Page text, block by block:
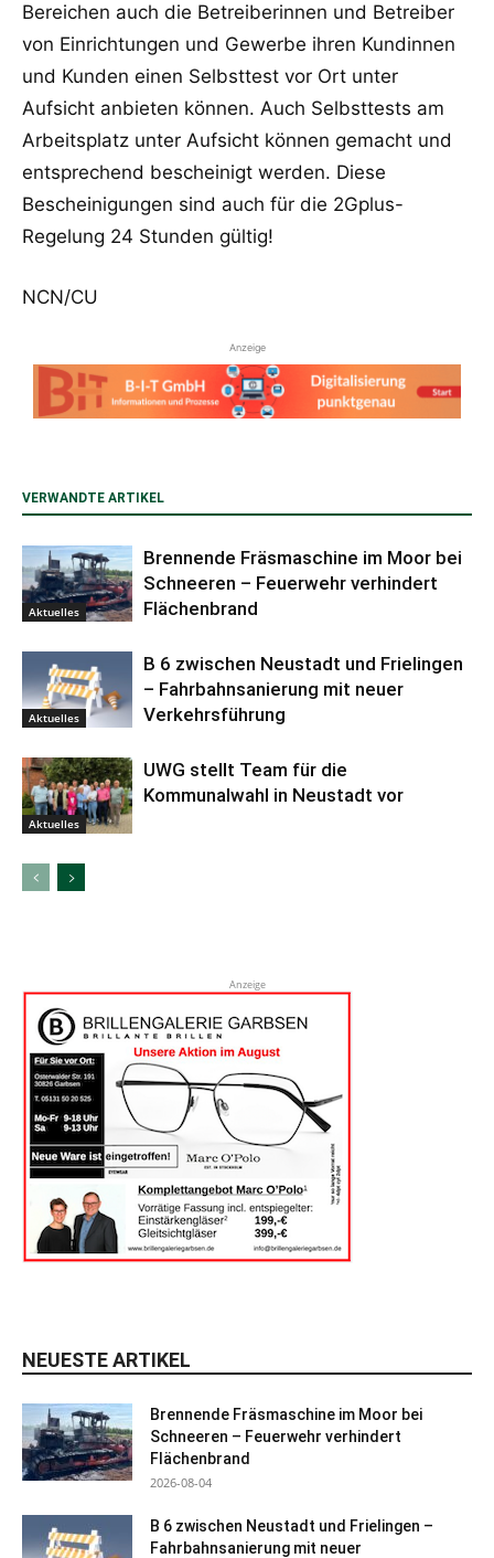
Bereichen auch die Betreiberinnen und Betreiber
von Einrichtungen und Gewerbe ihren Kundinnen
und Kunden einen Selbsttest vor Ort unter
Aufsicht anbieten können. Auch Selbsttests am
Arbeitsplatz unter Aufsicht können gemacht und
entsprechend bescheinigt werden. Diese
Bescheinigungen sind auch für die 2Gplus-
Regelung 24 Stunden gültig!
NCN/CU
Anzeige
VERWANDTE ARTIKEL
Aktuelles
Brennende Fräsmaschine im Moor bei
Schneeren – Feuerwehr verhindert
Flächenbrand
Aktuelles
B 6 zwischen Neustadt und Frielingen
– Fahrbahnsanierung mit neuer
Verkehrsführung
Aktuelles
UWG stellt Team für die
Kommunalwahl in Neustadt vor
Anzeige
NEUESTE ARTIKEL
Brennende Fräsmaschine im Moor bei
Schneeren – Feuerwehr verhindert
Flächenbrand
2026-08-04
B 6 zwischen Neustadt und Frielingen –
Fahrbahnsanierung mit neuer